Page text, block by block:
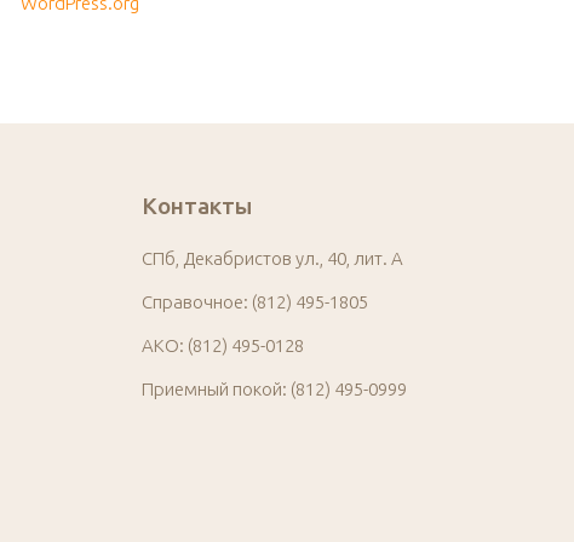
Контакты
СПб, Декабристов ул., 40, лит. А
Справочное: (812) 495-1805
АКО: (812) 495-0128
Приемный покой: (812) 495-0999